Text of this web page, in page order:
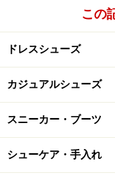
部分も忘れずにブ
かもしれませんが
マにならず、早く
す。
手順6
今度は布で乾拭き
この
ドレスシューズ
カジュアルシューズ
スニーカー・ブーツ
シューケア・手入れ